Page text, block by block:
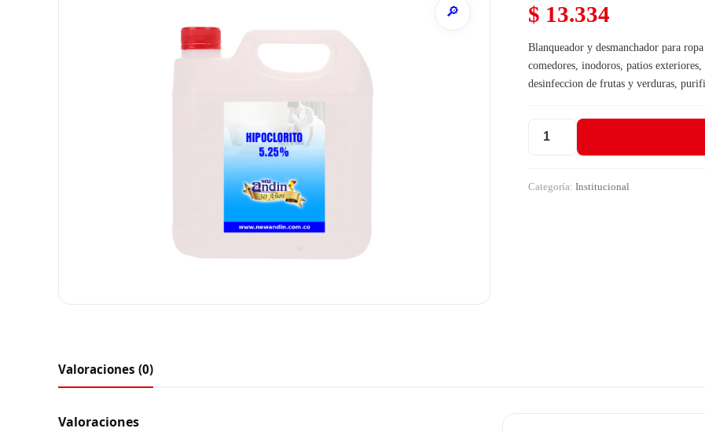
$ 13.334
Blanqueador y desmanchador para
comedores, inodoros, patios
desinfeccion de frutas y verduras,
Hipoclorito 5.25% De Blanquedor
Categoría: Institucional
Valoraciones (0)
Valoraciones